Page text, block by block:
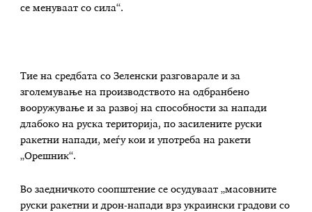
се менуваат со сила“.
Тие на средбата со Зеленски разговарале и за
зголемување на производството на одбранбено
вооружување и за развој на способности за напади
длабоко на руска територија, по засилените руски
ракетни напади, меѓу кои и употреба на ракети
„Орешник“.
Во заедничкото соопштение се осудуваат „масовните
руски ракетни и дрон-напади врз украински градови со